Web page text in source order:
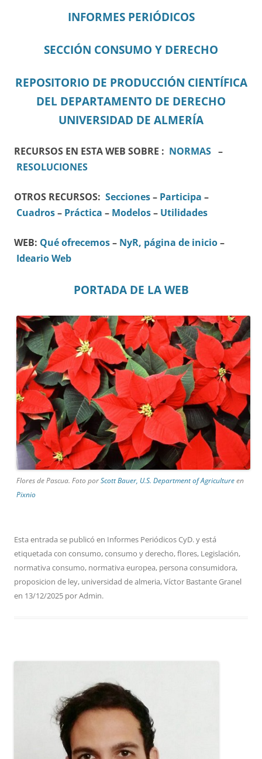
INFORMES PERIÓDICOS
SECCIÓN CONSUMO Y DERECHO
REPOSITORIO DE PRODUCCIÓN CIENTÍFICA
DEL DEPARTAMENTO DE DERECHO
UNIVERSIDAD DE ALMERÍA
RECURSOS EN ESTA WEB SOBRE : NORMAS –
RESOLUCIONES
OTROS RECURSOS: Secciones– Participa –
Cuadros– Práctica – Modelos– Utilidades
WEB: Qué ofrecemos– NyR, página de inicio–
Ideario Web
PORTADA DE LA WEB
Flores de Pascua. Foto porScott Bauer, U.S. Department of Agricultureen
Pixnio
Esta entrada se publicó en Informes Periódicos CyD.y está
etiquetada con consumo,consumo y derecho,flores, Legislación,
normativa consumo, normativa europea, persona consumidora,
proposicion de ley, universidad de almeria,Víctor Bastante Granel
en 13/12/2025 porAdmin.